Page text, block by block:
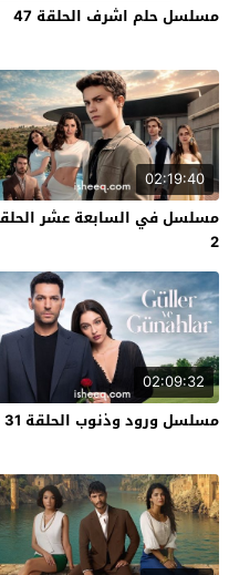
مسلسل حلم اشرف الحلقة 47
02:19:40
مسلسل في السابعة عشر
2
02:09:32
مسلسل ورود وذنوب الحلقة 31